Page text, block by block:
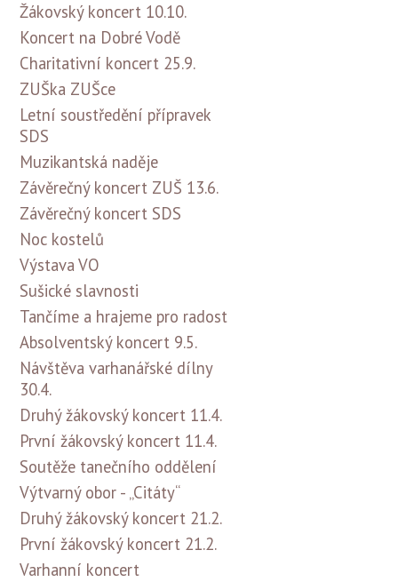
Žákovský koncert 10.10.
Koncert na Dobré Vodě
Charitativní koncert 25.9.
ZUŠka ZUŠce
Letní soustředění přípravek
SDS
Muzikantská naděje
Závěrečný koncert ZUŠ 13.6.
Závěrečný koncert SDS
Noc kostelů
Výstava VO
Sušické slavnosti
Tančíme a hrajeme pro radost
Absolventský koncert 9.5.
Návštěva varhanářské dílny
30.4.
Druhý žákovský koncert 11.4.
První žákovský koncert 11.4.
Soutěže tanečního oddělení
Výtvarný obor - „Citáty“
Druhý žákovský koncert 21.2.
První žákovský koncert 21.2.
Varhanní koncert